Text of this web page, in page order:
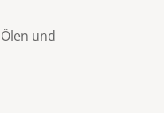
und